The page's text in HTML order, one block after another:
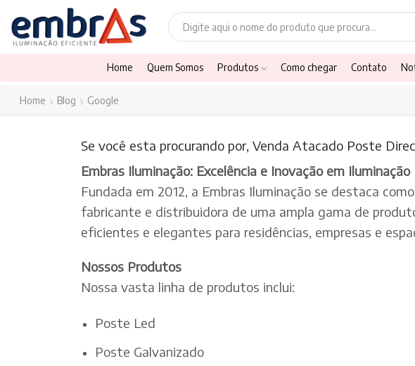
Home Quem Somos Produtos Como chegar Contato
Home Blog Google
Se você esta procurando por, Venda Atacado Poste
Embras Iluminação: Excelência e Inovação em Iluminação
Fundada em 2012, a Embras Iluminação se destaca
fabricante e distribuidora de uma ampla gama de
eficientes e elegantes para residências, empresas e
Nossos Produtos
Nossa vasta linha de produtos inclui:
Poste Led
Poste Galvanizado